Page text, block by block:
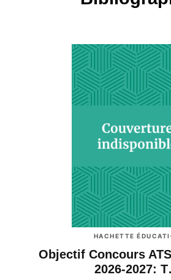
HACHETTE
Objectif Concours
2026-2027: